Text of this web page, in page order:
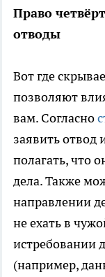
Право
отводы
Вот где
позволяют
вам. Согласно
заявить отвод
полагать, что
дела. Также
направлении
не ехать в
истребовании
(например,